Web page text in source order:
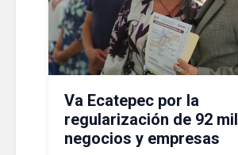
Va Ecatepec por la
regularización de 92 mil
negocios y empresas